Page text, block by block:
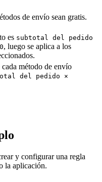
de envío sean gratis.
es subtotal del pedido
, luego se aplica a los
método de envío
del pedido ×
y configurar una regla
la aplicación.